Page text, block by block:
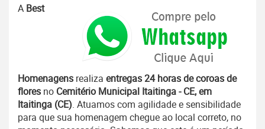
A Best
Homenagens realiza entregas 24 horas de coroas de
flores no Cemitério Municipal Itaitinga - CE, em
Itaitinga (CE). Atuamos com agilidade e sensibilidade
para que sua homenagem chegue ao local correto, no